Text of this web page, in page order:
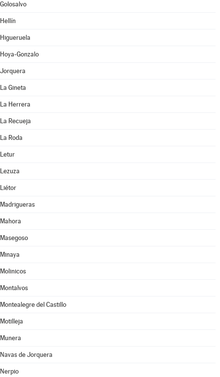
Golosalvo
Hellín
Higueruela
Hoya-Gonzalo
Jorquera
La Gineta
La Herrera
La Recueja
La Roda
Letur
Lezuza
Liétor
Madrigueras
Mahora
Masegoso
Minaya
Molinicos
Montalvos
Montealegre del Castillo
Motilleja
Munera
Navas de Jorquera
Nerpio